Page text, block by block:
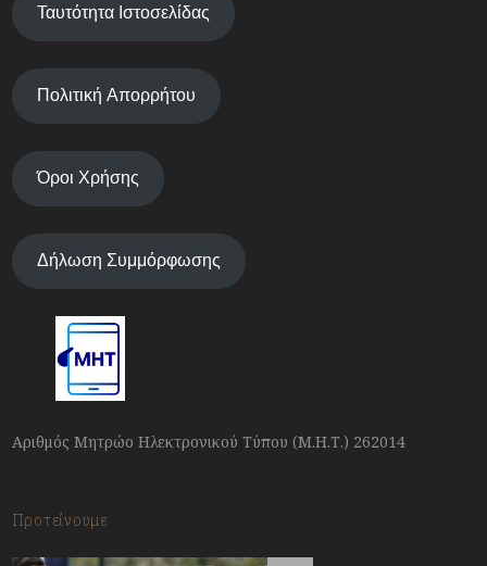
Ταυτότητα Ιστοσελίδας
Πολιτική Απορρήτου
Όροι Χρήσης
Δήλωση Συμμόρφωσης
Αριθμός Μητρώο Ηλεκτρονικού Τύπου (Μ.Η.Τ.) 262014
Προτείνουμε